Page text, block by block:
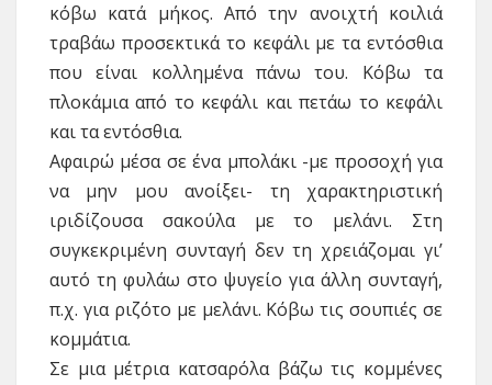
κόβω κατά μήκος. Από την ανοιχτή κοιλιά
τραβάω προσεκτικά το κεφάλι με τα εντόσθια
που είναι κολλημένα πάνω του. Κόβω τα
πλοκάμια από το κεφάλι και πετάω το κεφάλι
και τα εντόσθια.
Αφαιρώ μέσα σε ένα μπολάκι -με προσοχή για
να μην μου ανοίξει- τη χαρακτηριστική
ιριδίζουσα σακούλα με το μελάνι. Στη
συγκεκριμένη συνταγή δεν τη χρειάζομαι γι’
αυτό τη φυλάω στο ψυγείο για άλλη συνταγή,
π.χ. για ριζότο με μελάνι. Κόβω τις σουπιές σε
κομμάτια.
Σε μια μέτρια κατσαρόλα βάζω τις κομμένες